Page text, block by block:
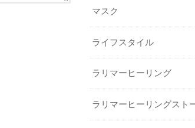
マスク
ライフスタイル
ラリマーヒーリング
ラリマーヒーリングスト